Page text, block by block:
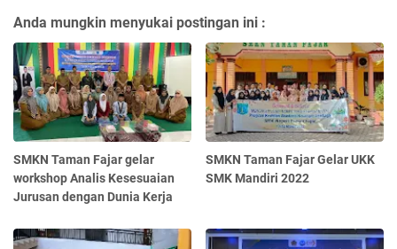
Anda mungkin menyukai postingan ini :
SMKN Taman Fajar gelar
workshop Analis Kesesuaian
Jurusan dengan Dunia Kerja
SMKN Taman Fajar Gelar UKK
SMK Mandiri 2022